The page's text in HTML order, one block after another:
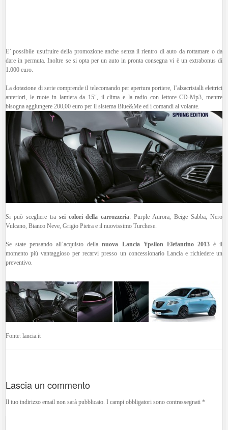
E’ possibile usufruire della promozione anche senza il rientro di auto da rottamare o da
dare in permuta. Inoltre se si opta per un auto in pronta consegna vi è un extrabonus di
1.000 euro.
La dotazione di serie comprende il telecomando per apertura portiere, l’alzacristalli elettrici
anteriori, le ruote in lamiera da 15″, il clima e la radio con lettore CD-Mp3, mentre
bisogna aggiungere 200,00 euro per il sistema Blue&Me ed i comandi al volante.
Si può scegliere tra sei colori della carrozzeria: Purple Aurora, Beige Sabba, Nero
Vulcano, Bianco Neve, Grigio Pietra e il nuovissimo Turchese.
Se state pensando all’acquisto dellanuova Lancia Ypsilon Elefantino 2013è il
momento più vantaggioso per recarvi presso un concessionario Lancia e richiedere un
preventivo.
Fonte: lancia.it
Lascia un commento
Il tuo indirizzo email non sarà pubblicato. I campi obbligatori sono contrassegnati*